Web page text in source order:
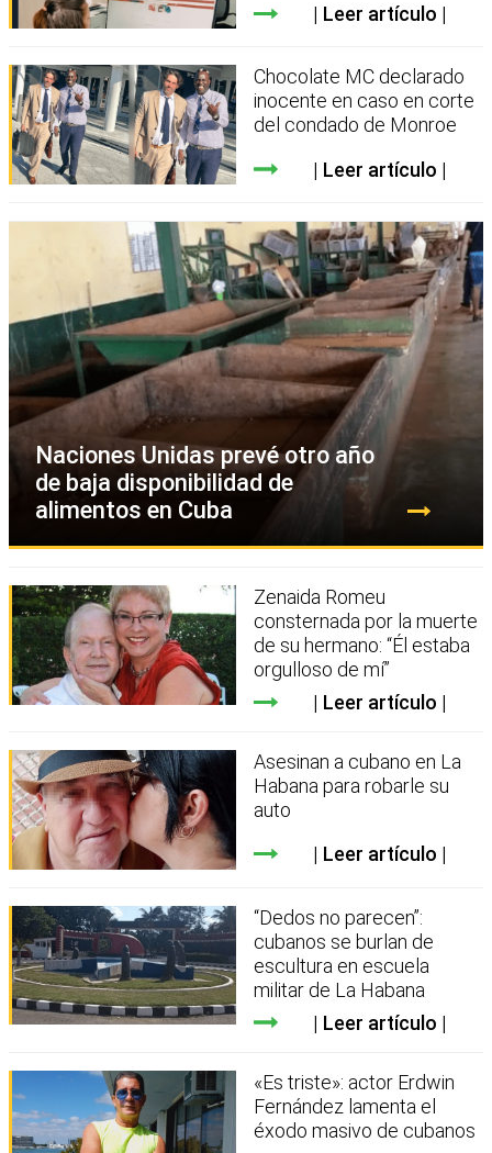
Leer artículo
Chocolate MC declarado
inocente en caso en corte
del condado de Monroe
Leer artículo
Naciones Unidas prevé otro año
de baja disponibilidad de
alimentos en Cuba
Zenaida Romeu
consternada por la muerte
de su hermano: “Él estaba
orgulloso de mí”
Leer artículo
Asesinan a cubano en La
Habana para robarle su
auto
Leer artículo
“Dedos no parecen”:
cubanos se burlan de
escultura en escuela
militar de La Habana
Leer artículo
«Es triste»: actor Erdwin
Fernández lamenta el
éxodo masivo de cubanos